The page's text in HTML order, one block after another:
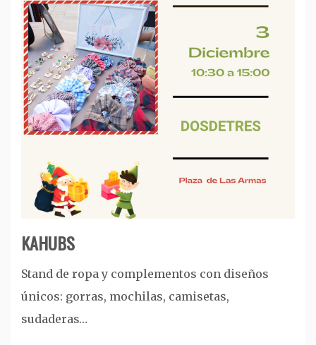
KAHUBS
Stand de ropa y complementos con diseños
únicos: gorras, mochilas, camisetas,
sudaderas…